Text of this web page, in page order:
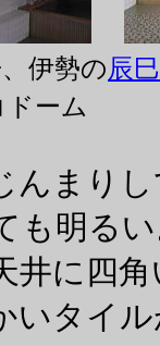
伊勢の辰
ーム
まりし
も明る
に四角
いタイ